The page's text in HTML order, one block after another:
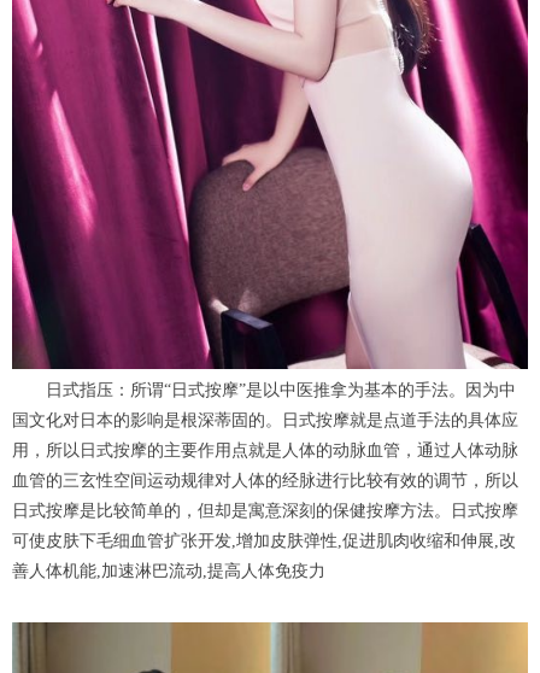
日式指压：所谓“日式按摩”是以中医推拿为基本的手法。因为中
国文化对日本的影响是根深蒂固的。日式按摩就是点道手法的具体应
用，所以日式按摩的主要作用点就是人体的动脉血管，通过人体动脉
血管的三玄性空间运动规律对人体的经脉进行比较有效的调节，所以
日式按摩是比较简单的，但却是寓意深刻的保健按摩方法。日式按摩
可使皮肤下毛细血管扩张开发,增加皮肤弹性,促进肌肉收缩和伸展,改
善人体机能,加速淋巴流动,提高人体免疫力